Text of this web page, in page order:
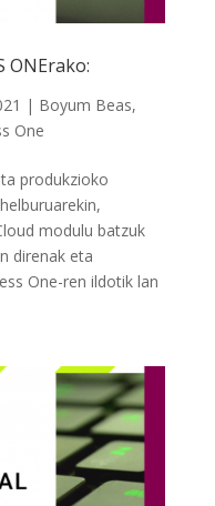
ONErako:
| Boyum Beas,
One
produkzioko
modulu batzuk
direnak eta
One-ren ildotik lan